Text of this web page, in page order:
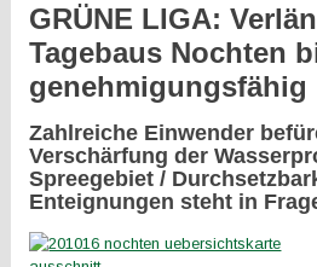
GRÜNE LIGA:
Tagebaus Nochten
genehmigungsfähig
Zahlreiche Einwender
Verschärfung der
Spreegebiet /
Enteignungen steht in